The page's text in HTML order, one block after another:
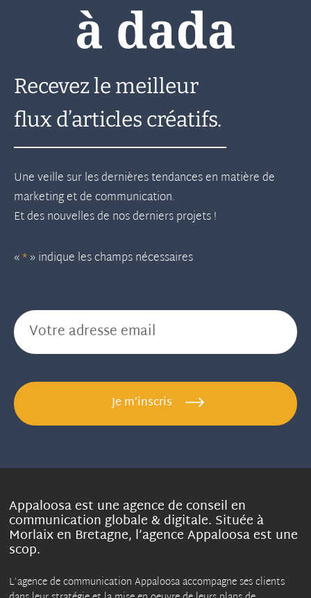
Recevez le meilleur
flux d’articles créatifs.
Une veille sur les dernières tendances en matière de
marketing et de communication.
Et des nouvelles de nos derniers projets !
«*» indique les champs nécessaires
E-mail*
Je m’inscris
Appaloosa est une agence de conseil en
communication globale & digitale. Située à
Morlaix en Bretagne, l’agence Appaloosa est une
scop.
L’agence de communication Appaloosa accompagne ses clients